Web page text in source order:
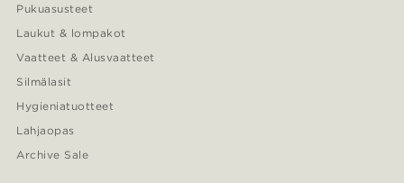
Pukuasusteet
Laukut & lompakot
Vaatteet & Alusvaatteet
Silmälasit
Hygieniatuotteet
Lahjaopas
Archive Sale